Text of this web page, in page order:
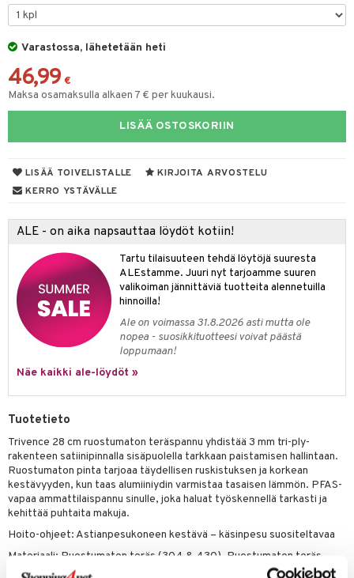
Varastossa, lähetetään heti
46,99 €
Maksa osamaksulla alkaen 7 € per kuukausi.
LISÄÄ OSTOSKORIIN
LISÄÄ TOIVELISTALLE
KIRJOITA ARVOSTELU
KERRO YSTÄVÄLLE
ALE - on aika napsauttaa löydöt kotiin!
Tartu tilaisuuteen tehdä löytöjä suuresta
ALEstamme. Juuri nyt tarjoamme suuren
valikoiman jännittäviä tuotteita alennetuilla
hinnoilla!
Ale on voimassa 31.8.2026 asti mutta ole
nopea - suosikkituotteesi voivat päästä
loppumaan!
Näe kaikki ale-löydöt »
Tuotetieto
Trivence 28 cm ruostumaton teräspannu yhdistää 3 mm tri-ply-
rakenteen satiinipinnalla sisäpuolella tarkkaan paistamisen hallintaan.
Ruostumaton pinta tarjoaa täydellisen ruskistuksen ja korkean
kestävyyden, kun taas alumiiniydin varmistaa tasaisen lämmön. PFAS-
vapaa ammattilaispannu sinulle, joka haluat työskennellä tarkasti ja
kehittää puhtaita makuja.
Hoito-ohjeet: Astianpesukoneen kestävä – käsinpesu suositeltavaa
Materiaali: Ruostumaton teräs (304 & 430), Ruostumaton teräs
(304 & 430)
& Vihannesveitset
sisustus
tarvikkeita
tekstiilit
koristelu
säilytys
tekstiilit
Saalit
& Tyynyliinat
& Peitot
& Koukut
& Korit
& Veistokset
& Lyhdyt
& Korit
tekstiilit
tekstiilit
tekstiilit
& Tyynyliinat
& Peitot
hyönteissuoja
& Lyhdyt
& vastauksia